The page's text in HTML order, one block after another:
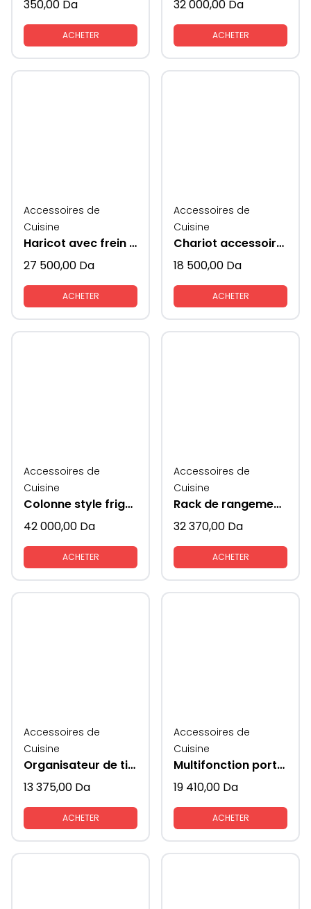
350,00 Da
ACHETER
32 000,00 Da
ACHETER
Accessoires de
Cuisine
Haricot avec frein KAV
27 500,00 Da
ACHETER
Accessoires de
Cuisine
Chariot accessoire de cuisine avec rangements KAV
18 500,00 Da
ACHETER
Accessoires de
Cuisine
Colonne style frigo avec coté en verre KAV
42 000,00 Da
ACHETER
Accessoires de
Cuisine
Rack de rangement mural multifonctionnwl supeni
32 370,00 Da
ACHETER
Accessoires de
Cuisine
Organisateur de tiroir à casseroles tout sorti
13 375,00 Da
ACHETER
Accessoires de
Cuisine
Multifonction porte epices et couvets et couverts cotes verres supeni
19 410,00 Da
ACHETER